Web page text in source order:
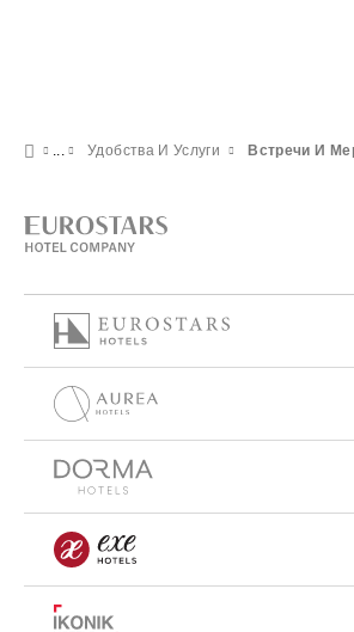
Удобства И Услуги Встречи И